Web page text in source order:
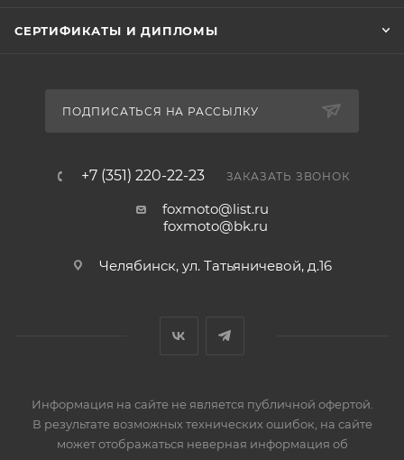
СЕРТИФИКАТЫ И ДИПЛОМЫ
ПОДПИСАТЬСЯ НА РАССЫЛКУ
+7 (351) 220-22-23 ЗАКАЗАТЬ ЗВОНОК
foxmoto@list.ru
foxmoto@bk.ru
Челябинск, ул. Татьяничевой, д.16
Информация на сайте не является публичной офертой.
В результате возможных технических ошибок, на сайте
может отображаться неверная информация об